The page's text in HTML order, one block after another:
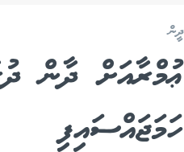
ދީން
ޢުމްރާއަށް ދާން
ހަމަޖައްސައިފި